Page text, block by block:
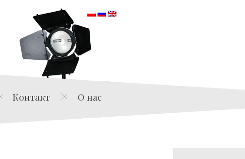
Aktorska
Контакт О нас